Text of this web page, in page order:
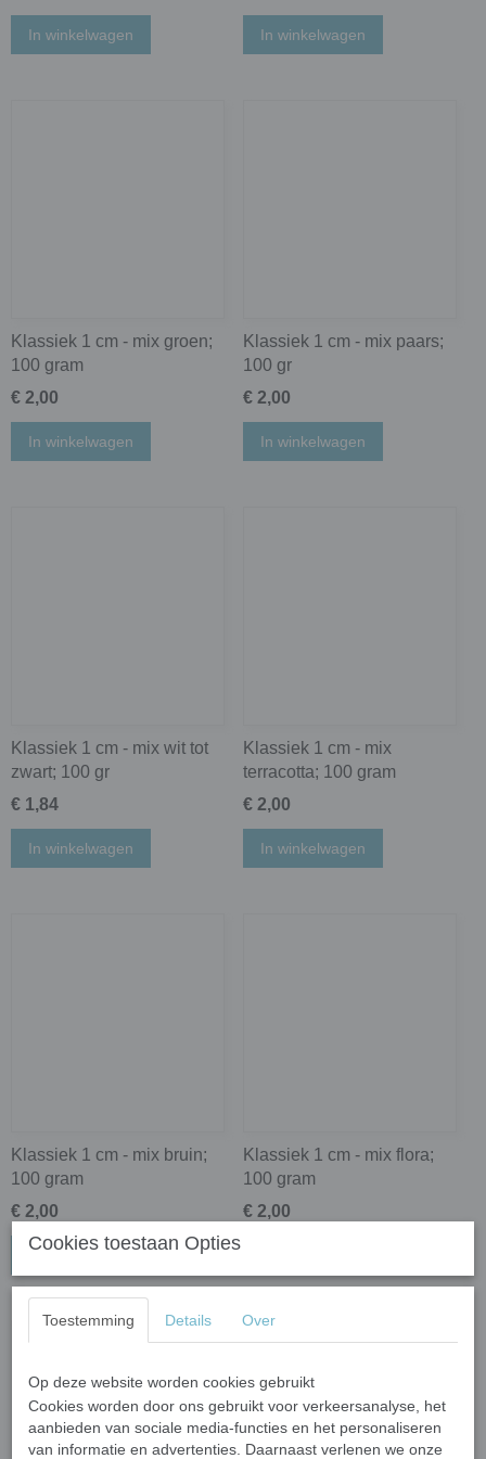
In winkelwagen In winkelwagen
Klassiek 1 cm - mix groen;
100 gram
€ 2,00
In winkelwagen
Klassiek 1 cm - mix paars;
100 gr
€ 2,00
In winkelwagen
Klassiek 1 cm - mix wit tot
zwart; 100 gr
€ 1,84
In winkelwagen
Klassiek 1 cm - mix
terracotta; 100 gram
€ 2,00
In winkelwagen
Klassiek 1 cm - mix bruin;
100 gram
€ 2,00
In winkelwagen
Klassiek 1 cm - mix flora;
100 gram
€ 2,00
Cookies toestaan Opties
Toestemming Details Over
Op deze website worden cookies gebruikt
Cookies worden door ons gebruikt voor verkeersanalyse, het
aanbieden van sociale media-functies en het personaliseren
van informatie en advertenties. Daarnaast verlenen we onze